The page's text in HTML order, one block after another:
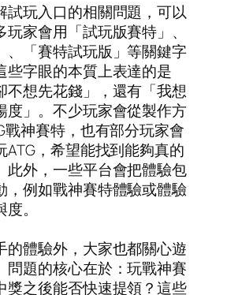
試玩入口的相關問題，可以
家會用「試玩版賽特」、
、「賽特試玩版」等關鍵字
些字眼的本質上表達的是
不想先花錢」，還有「我想
度」。不少玩家會從製作方
戰神賽特，也有部分玩家會
ATG，希望能找到能夠真的
此外，一些平台會把體驗包
，例如戰神賽特體驗或體驗
。
的體驗外，大家也都關心遊
問題的核心在於：玩戰神賽
獎之後能否快速提領？這些